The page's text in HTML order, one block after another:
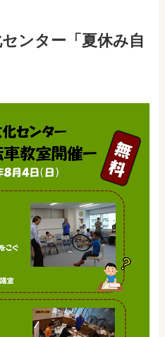
ンター「夏休み自